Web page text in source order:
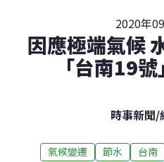
2020年
因應極端氣候
「台南19
時事新聞/
氣候變遷 節水 台南